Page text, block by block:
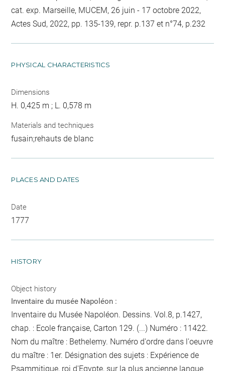
cat. exp. Marseille, MUCEM, 26 juin - 17 octobre 2022,
Actes Sud, 2022, pp. 135-139, repr. p.137 et n°74, p.232
PHYSICAL CHARACTERISTICS
Dimensions
H. 0,425 m ; L. 0,578 m
Materials and techniques
fusain;rehauts de blanc
PLACES AND DATES
Date
1777
HISTORY
Object history
Inventaire du musée Napoléon :
Inventaire du Musée Napoléon. Dessins. Vol.8, p.1427,
chap. : Ecole française, Carton 129. (...) Numéro : 11422.
Nom du maître : Bethelemy. Numéro d'ordre dans l'oeuvre
du maître : 1er. Désignation des sujets : Expérience de
Psammitique, roi d'Egypte, sur la plus ancienne langue